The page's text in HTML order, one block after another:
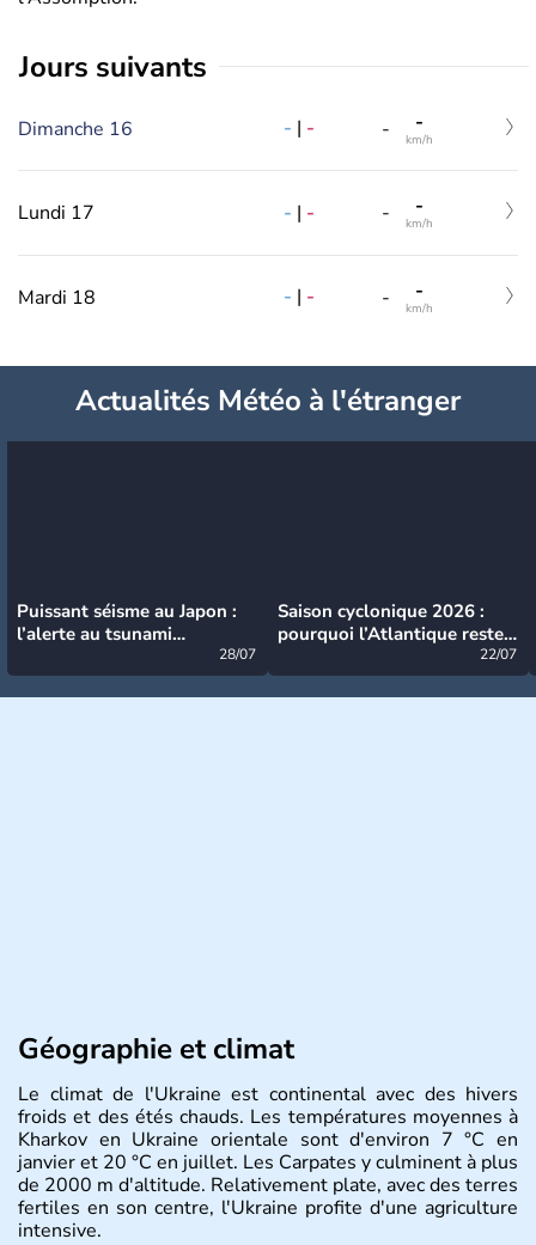
jours suivants
Dimanche 16 - | - - -
km/h
Lundi 17 - | - - -
km/h
Mardi 18 - | - - -
km/h
Actualités Météo à l'étranger
Puissant séisme au Japon :
l’alerte au tsunami
28/07
Saison cyclonique 2026 :
pourquoi l’Atlantique reste
22/07
Géographie et climat
Le climat de l'Ukraine est continental avec des hivers
froids et des étés chauds. Les températures moyennes à
Kharkov en Ukraine orientale sont d'environ 7 °C en
janvier et 20 °C en juillet. Les Carpates y culminent à plus
de 2000 m d'altitude. Relativement plate, avec des terres
fertiles en son centre, l'Ukraine profite d'une agriculture
intensive.